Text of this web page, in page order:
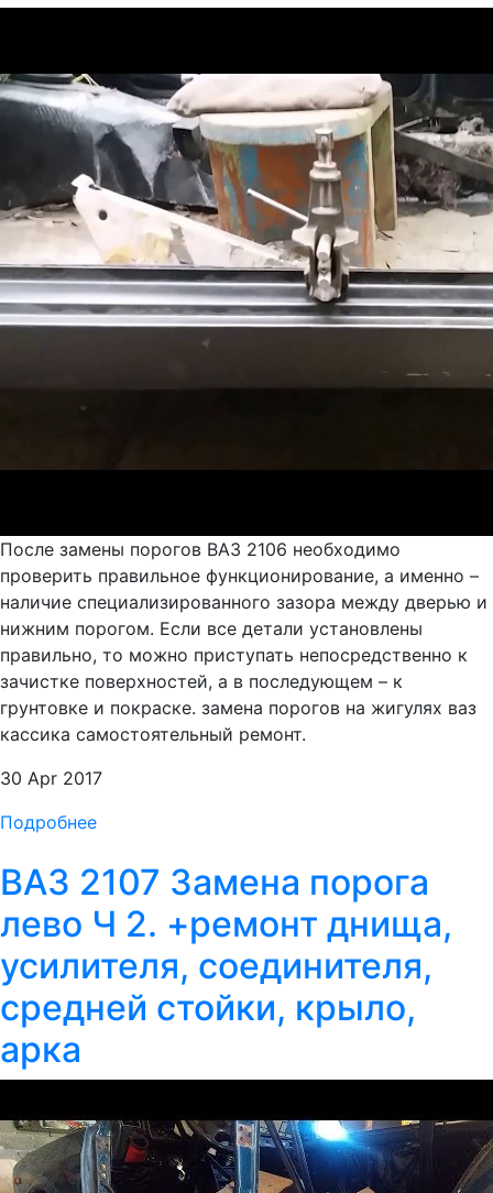
После замены порогов ВАЗ 2106 необходимо
проверить правильное функционирование, а именно –
наличие специализированного зазора между дверью и
нижним порогом. Если все детали установлены
правильно, то можно приступать непосредственно к
зачистке поверхностей, а в последующем – к
грунтовке и покраске. замена порогов на жигулях ваз
кассика самостоятельный ремонт.
30 Apr 2017
Подробнее
ВАЗ 2107 Замена порога
лево Ч 2. +ремонт днища,
усилителя, соединителя,
средней стойки, крыло,
арка